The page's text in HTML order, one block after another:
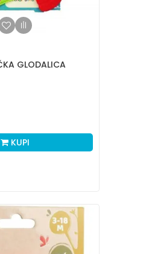
GLODALICA
KUPI